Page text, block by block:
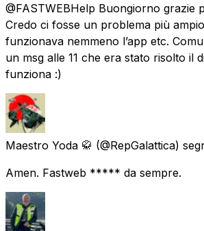
@FASTWEBHelp Buongiorno grazie
Credo ci fosse un problema più
funzionava nemmeno l’app etc.
un msg alle 11 che era stato risolto il
funziona :)
Maestro Yoda 🥋 (@RepGalattica)
Amen. Fastweb ***** da sempre.